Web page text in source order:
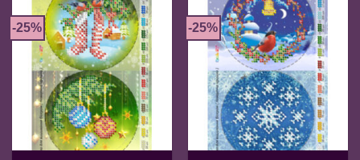
mai
multe
variații.
Opțiunile
pot
fi
alese
în
pagina
mai
multe
variații.
Opțiunile
pot
fi
alese
în
pagina
-25% -25%